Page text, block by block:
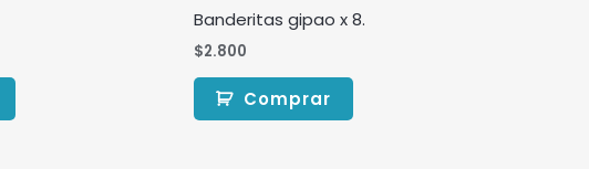
Banderitas gipao x 8.
$2.800
Comprar